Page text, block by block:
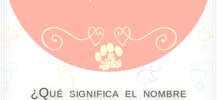
¿Qué significa el nombre